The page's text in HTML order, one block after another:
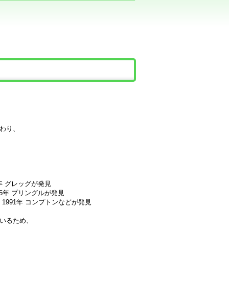
り、
グレッグが発見
プリングルが発見
年 コンプトンなどが発見
るため、